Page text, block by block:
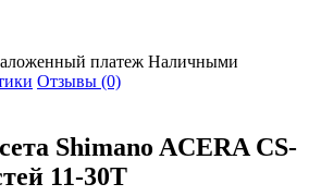
платеж Наличными
Отзывы (0)
Shimano ACERA CS-
11-30T